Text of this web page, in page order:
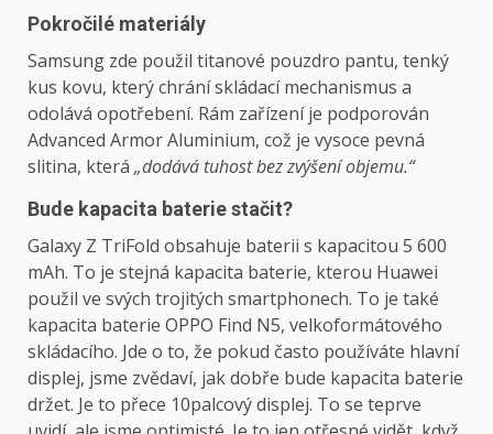
Pokročilé materiály
Samsung zde použil titanové pouzdro pantu, tenký
kus kovu, který chrání skládací mechanismus a
odolává opotřebení. Rám zařízení je podporován
Advanced Armor Aluminium, což je vysoce pevná
slitina, která „dodává tuhost bez zvýšení objemu.“
Bude kapacita baterie stačit?
Galaxy Z TriFold obsahuje baterii s kapacitou 5 600
mAh. To je stejná kapacita baterie, kterou Huawei
použil ve svých trojitých smartphonech. To je také
kapacita baterie OPPO Find N5, velkoformátového
skládacího. Jde o to, že pokud často používáte hlavní
displej, jsme zvědaví, jak dobře bude kapacita baterie
držet. Je to přece 10palcový displej. To se teprve